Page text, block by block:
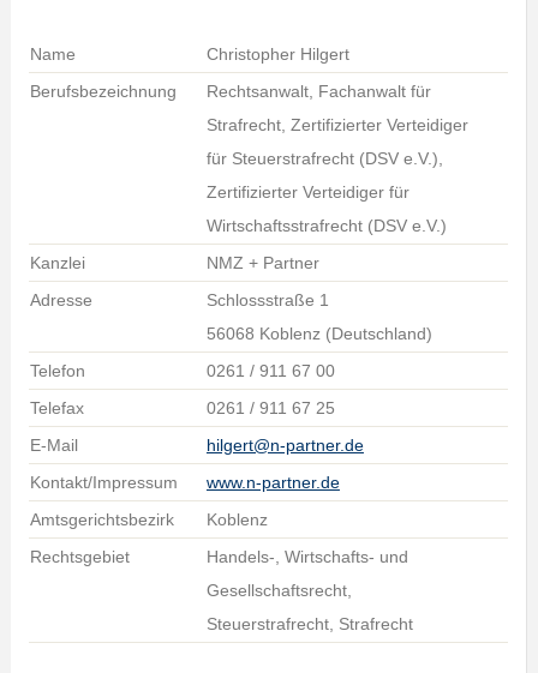
Name
Christopher Hilgert
Berufsbezeichnung
Rechtsanwalt, Fachanwalt für
Strafrecht, Zertifizierter Verteidiger
für Steuerstrafrecht (DSV e.V.),
Zertifizierter Verteidiger für
Wirtschaftsstrafrecht (DSV e.V.)
Kanzlei
NMZ + Partner
Adresse
Schlossstraße 1
56068 Koblenz (Deutschland)
Telefon
0261 / 911 67 00
Telefax
0261 / 911 67 25
E-Mail
hilgert@n-partner.de
Kontakt/Impressum
www.n-partner.de
Amtsgerichtsbezirk
Koblenz
Rechtsgebiet
Handels-, Wirtschafts- und
Gesellschaftsrecht,
Steuerstrafrecht, Strafrecht